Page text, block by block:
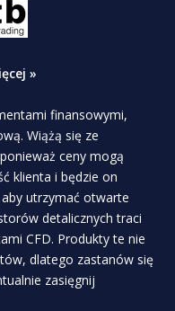
»
finansowymi,
Wiążą się ze
ceny mogą
klienta i będzie on
aby utrzymać otwarte
detalicznych traci
CFD. Produkty te nie
dlatego zastanów się
zasięgnij